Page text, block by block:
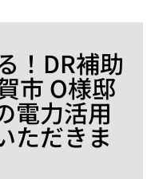
！DR補助
市 O様邸
電力活用
ただきま